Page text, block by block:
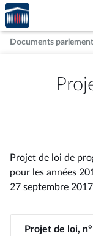
Aller au contenu
Aller en bas de la
Accèder
à la
page
d'accueil
Documents
Projet de loi de
pour les années
27 septembre 2017
Projet de loi,